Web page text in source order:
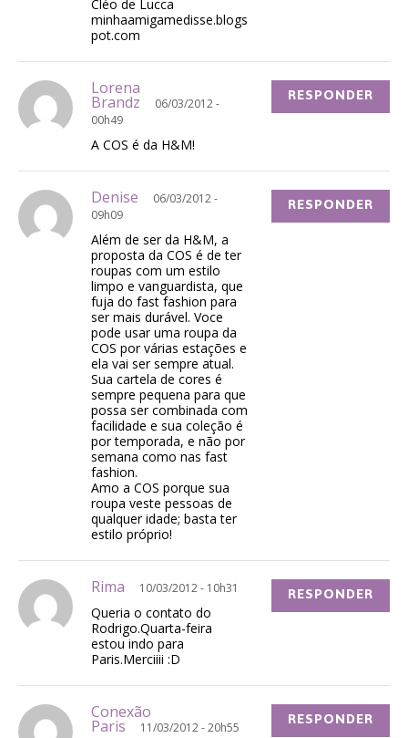
Cléo de Lucca
minhaamigamedisse.blogs
pot.com
Lorena
Brandz
06/03/2012 -
00h49
A COS é da H&M!
RESPONDER
Denise
06/03/2012 -
09h09
Além de ser da H&M, a
proposta da COS é de ter
roupas com um estilo
limpo e vanguardista, que
fuja do fast fashion para
ser mais durável. Voce
pode usar uma roupa da
COS por várias estações e
ela vai ser sempre atual.
Sua cartela de cores é
sempre pequena para que
possa ser combinada com
facilidade e sua coleção é
por temporada, e não por
semana como nas fast
fashion.
Amo a COS porque sua
roupa veste pessoas de
qualquer idade; basta ter
estilo próprio!
RESPONDER
Rima 10/03/2012 - 10h31
Queria o contato do
Rodrigo.Quarta-feira
estou indo para
Paris.Merciiii :D
RESPONDER
Conexão
Paris 11/03/2012 - 20h55 RESPONDER